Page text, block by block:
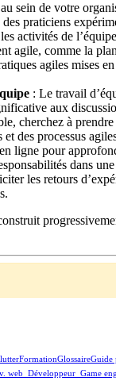
sein de votre
praticiens
activités de
agile, comme la
agiles mises
: Le travail
aux
cherchez à
des processus
ligne pour
dans
les retours
FormationGlossaireGuide
web _Développeur _Game